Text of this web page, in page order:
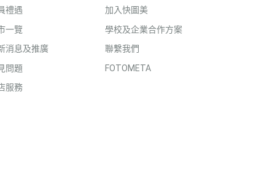
禮遇
一覽
消息及推廣
問題
服務
加入快圖美
學校及企業合作方案
聯繫我們
FOTOMETA